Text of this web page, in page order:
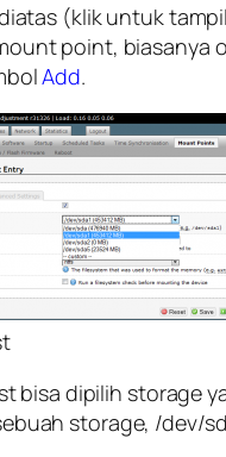
(klik untuk
point, biasanya
Add.
bisa dipilih storage
storage, /dev/